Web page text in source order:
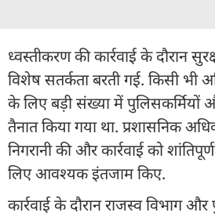
ध्वस्तीकरण की कार्रवाई के दौरान
विशेष सतर्कता बरती गई. किसी भी
के लिए बड़ी संख्या में पुलिसकर्मियों
तैनात किया गया था. प्रशासनिक
निगरानी की और कार्रवाई को
लिए आवश्यक इंतजाम किए.
कार्रवाई के दौरान राजस्व विभाग